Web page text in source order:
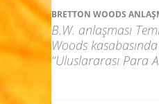
BRETTON WOODS
B.W. anlaşması
Woods
“Uluslararası Para